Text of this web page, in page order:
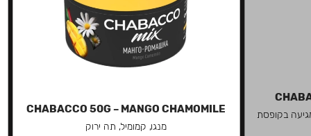
בקופסת CHABACCO 50G – MANGO CHAMOMILE
מנגו, קמומיל, תה ירוק